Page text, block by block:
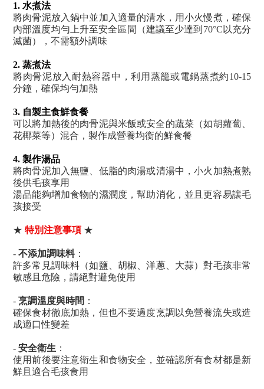
1. 水煮法
將肉骨泥放入鍋中並加入適量的清水，用小火慢煮，確保
內部溫度均勻上升至安全區間（建議至少達到70°C 以充分
滅菌） ， 不需額外調味
2. 蒸煮法
將肉骨泥放入耐熱容器中，利用蒸籠或電鍋蒸煮約10-15
分鐘，確保均勻加熱
3. 自製主食鮮食餐
可以將加熱後的肉骨泥與米飯或安全的蔬菜（如胡蘿蔔、
花椰菜等）混合，製作成營養均衡的鮮食餐
4. 製作湯品
將肉骨泥加入無鹽、低脂的肉湯或清湯中，小火加熱煮熟
後供毛孩享用
湯品能夠增加食物的濕潤度，幫助消化，並且更容易讓毛
孩接受
★ 特別注意事項 ★
- 不添加調味料：
許多常見調味料（如鹽、胡椒、洋蔥、大蒜）對毛孩非常
敏感 且危險 ， 請絕對避免使用
- 烹調溫度與時間 ：
確保食材徹底加熱，但也不要過度烹調以免營養流失或造
成適口性變差
- 安全衛生 ：
使用前後要注意衛生和食物安全 ，並確認所有食材都是新
鮮且適合毛孩食用